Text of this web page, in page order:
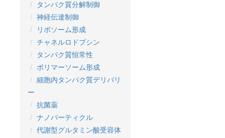
タンパク質分解制御
神経伝達制御
リポソーム形成
チャネルロドプシン
タンパク質恒常性
ポリマーソーム形成
細胞内タンパク質デリバリ
ー
抗菌薬
ナノパーティクル
代謝型グルタミン酸受容体